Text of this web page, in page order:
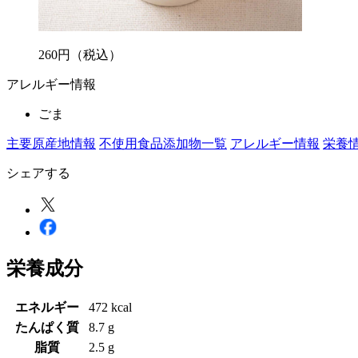
260円 （税込）
アレルギー情報
ごま
主要原産地情報 不使用食品添加物一覧 アレルギー情報 栄養
シェアする
栄養成分
エネルギー
472 kcal
たんぱく質
8.7 g
脂質
2.5 g